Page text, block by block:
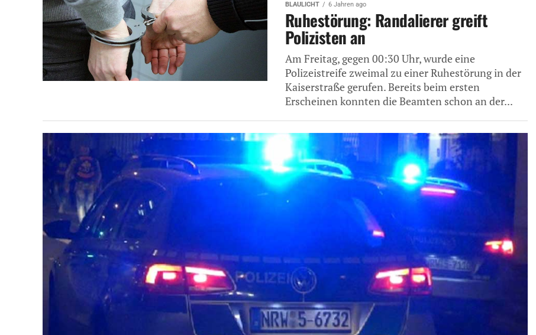
BLAULICHT 6 Jahren ago
Ruhestörung: Randalierer greift
Polizisten an
Am Freitag, gegen 00:30 Uhr, wurde eine
Polizeistreife zweimal zu einer Ruhestörung in der
Kaiserstraße gerufen. Bereits beim ersten
Erscheinen konnten die Beamten schon an der...